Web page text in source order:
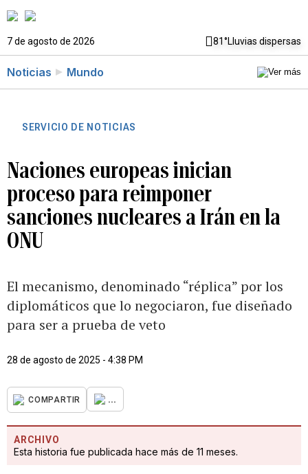
7 de agosto de 2026 81°Lluvias dispersas
Noticias Mundo
SERVICIO DE NOTICIAS
Naciones europeas inician
proceso para reimponer
sanciones nucleares a Irán en la
ONU
El mecanismo, denominado “réplica” por los
diplomáticos que lo negociaron, fue diseñado
para ser a prueba de veto
28 de agosto de 2025 - 4:38 PM
COMPARTIR ...
ARCHIVO
Esta historia fue publicada hace más de 11 meses.